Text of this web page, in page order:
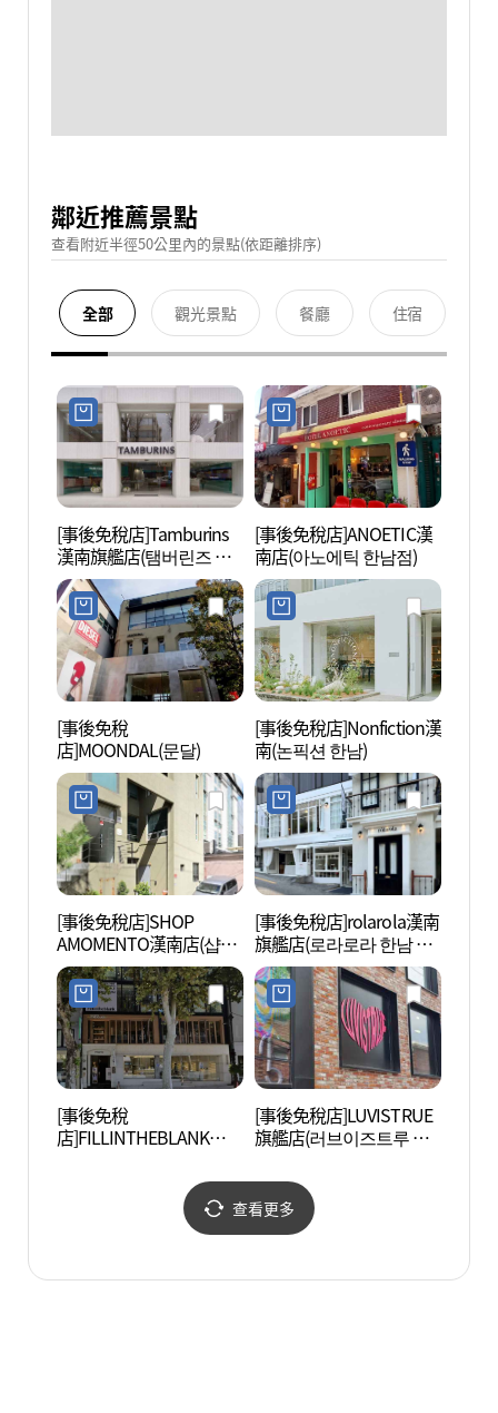
鄰近推薦景點
查看附近半徑50公里內的景點(依距離排序)
全部 觀光景點 餐廳 住宿
[事後免稅店]Tamburins
漢南旗艦店(탬버린즈 한
남 플래그십스토어)
[事後免稅店]ANOETIC漢
南店(아노에틱 한남점)
[事後免稅
店]MOONDAL(문달)
[事後免稅店]Nonfiction漢
南(논픽션 한남)
[事後免稅店]SHOP
AMOMENTO漢南店(샵아
모멘토 한남점)
[事後免稅店]rolarola漢南
旗艦店(로라로라 한남 플
래그십스토어)
[事後免稅
店]FILLINTHEBLANK漢南
[事後免稅店]LUVISTRUE
旗艦店(러브이즈트루 플
查看更多